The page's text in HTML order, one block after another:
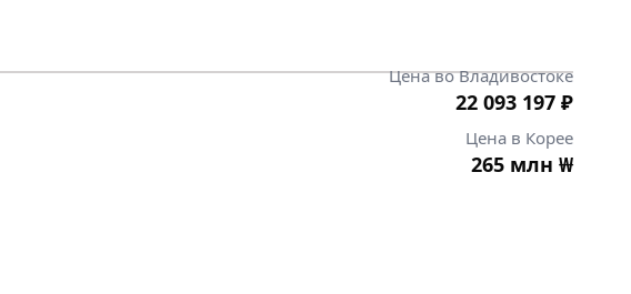
Цена во Владивостоке
22 093 197 ₽
Цена в Корее
265 млн ₩